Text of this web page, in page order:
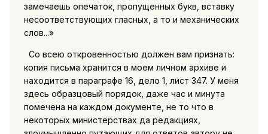
замечаешь опечаток, пропущенных букв, вставку
несоответствующих гласных, а то и механических
слов...»
Со всею откровенностью должен вам признать:
копия письма хранится в моем личном архиве и
находится в параграфе 16, дело 1, лист 347. У меня
здесь образцовый порядок, даже час и минута
помечена на каждом документе, не то что в
некоторых министерствах да редакциях,